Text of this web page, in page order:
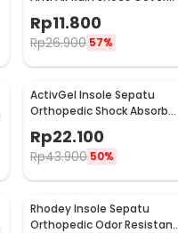
PVC Non Slip Strap XL 42-43
- H-101
Rp11.800
Rp26.900 57%
ActivGel Insole Sepatu
Orthopedic Shock Absorb
Rp22.100
Rp43.900 50%
Rhodey Insole Sepatu
Orthopedic Odor Resistant